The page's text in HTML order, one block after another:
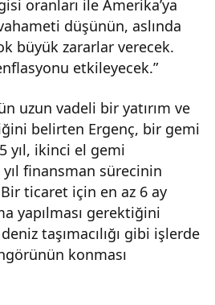
oranları ile Amerika’ya
düşünün, aslında
büyük zararlar verecek.
etkileyecek.”
uzun vadeli bir yatırım ve
belirten Ergenç, bir gemi
yıl, ikinci el gemi
yıl finansman sürecinin
ticaret için en az 6 ay
yapılması gerektiğini
taşımacılığı gibi işlerde
konması